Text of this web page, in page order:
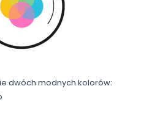
dwóch modnych kolorów: